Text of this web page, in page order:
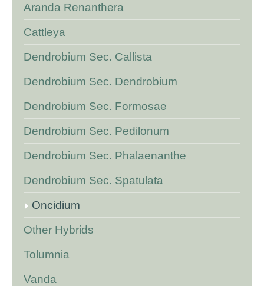
Aranda Renanthera
Cattleya
Dendrobium Sec. Callista
Dendrobium Sec. Dendrobium
Dendrobium Sec. Formosae
Dendrobium Sec. Pedilonum
Dendrobium Sec. Phalaenanthe
Dendrobium Sec. Spatulata
Oncidium
Other Hybrids
Tolumnia
Vanda